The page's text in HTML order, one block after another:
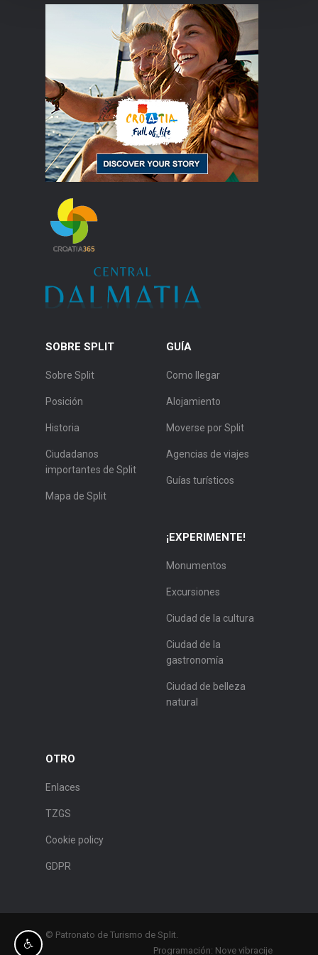
SOBRE SPLIT
Sobre Split
Posición
Historia
Ciudadanos
importantes de Split
Mapa de Split
GUÍA
Como llegar
Alojamiento
Moverse por Split
Agencias de viajes
Guías turísticos
¡EXPERIMENTE!
Monumentos
Excursiones
Ciudad de la cultura
Ciudad de la
gastronomía
Ciudad de belleza
natural
OTRO
Enlaces
TZGS
Cookie policy
GDPR
© Patronato de Turismo de Split.
Programación: Nove vibracije